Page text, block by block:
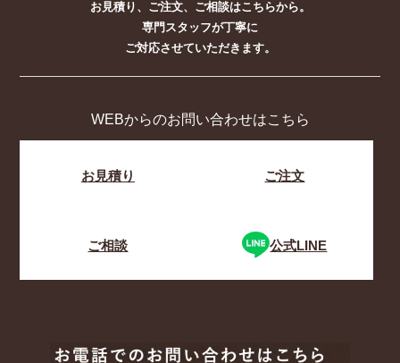
お見積り、ご注文、ご相談はこちらから。
専門スタッフが丁寧に
ご対応させていただきます。
WEBからのお問い合わせはこちら
お見積り ご注文
ご相談 公式LINE